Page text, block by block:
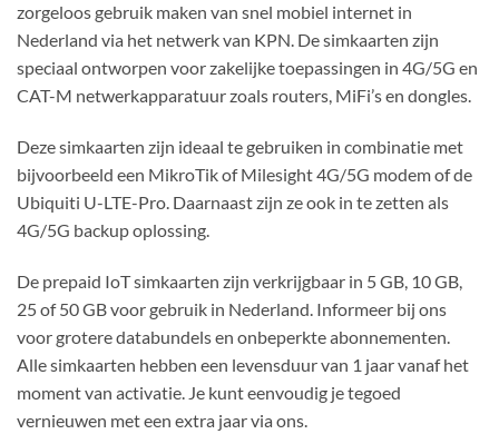
zorgeloos gebruik maken van snel mobiel internet in
Nederland via het netwerk van KPN. De simkaarten zijn
speciaal ontworpen voor zakelijke toepassingen in 4G/5G en
CAT-M netwerkapparatuur zoals routers, MiFi’s en dongles.
Deze simkaarten zijn ideaal te gebruiken in combinatie met
bijvoorbeeld een MikroTik of Milesight 4G/5G modem of de
Ubiquiti U-LTE-Pro. Daarnaast zijn ze ook in te zetten als
4G/5G backup oplossing.
De prepaid IoT simkaarten zijn verkrijgbaar in 5 GB, 10 GB,
25 of 50 GB voor gebruik in Nederland. Informeer bij ons
voor grotere databundels en onbeperkte abonnementen.
Alle simkaarten hebben een levensduur van 1 jaar vanaf het
moment van activatie. Je kunt eenvoudig je tegoed
vernieuwen met een extra jaar via ons.